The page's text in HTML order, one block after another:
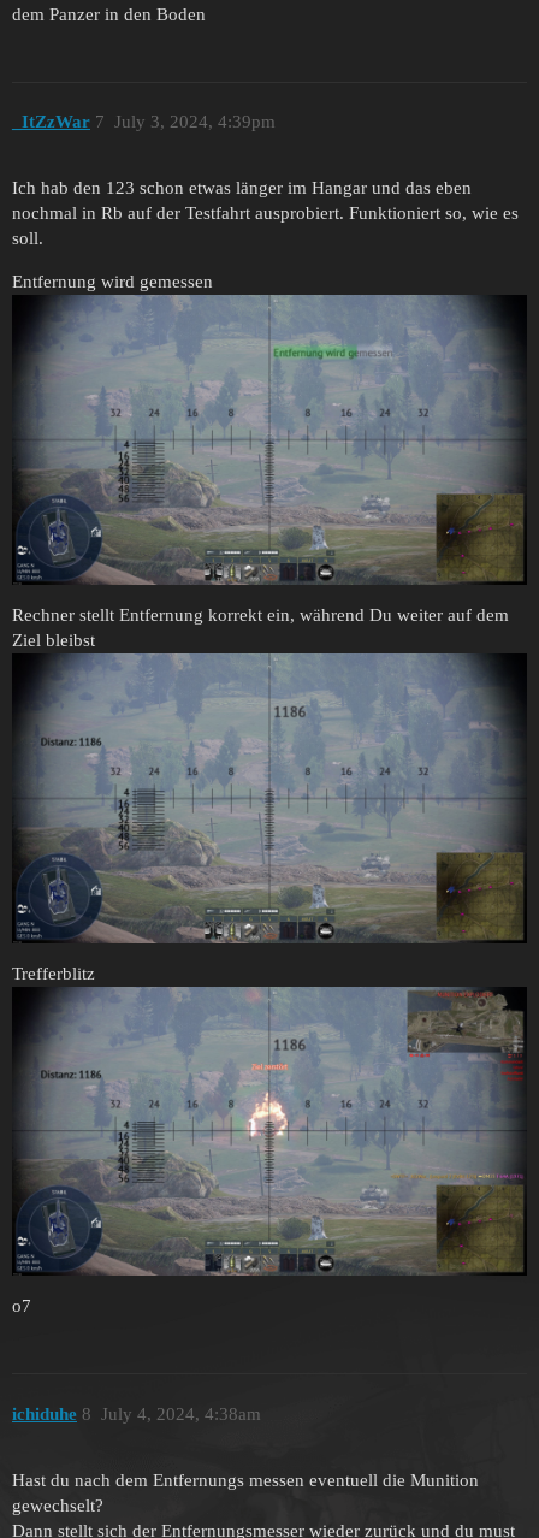
dem Panzer in den Boden
_ItZzWar July 3, 2024, 4:39pm
7
Ich hab den 123 schon etwas länger im Hangar und das eben
nochmal in Rb auf der Testfahrt ausprobiert. Funktioniert so, wie es
soll.
Entfernung wird gemessen
Rechner stellt Entfernung korrekt ein, während Du weiter auf dem
Ziel bleibst
Trefferblitz
o7
ichiduhe July 4, 2024, 4:38am
8
Hast du nach dem Entfernungs messen eventuell die Munition
gewechselt?
Dann stellt sich der Entfernungsmesser wieder zurück und du must